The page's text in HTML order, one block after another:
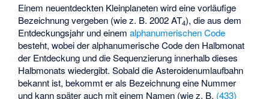
Einem neuentdeckten Kleinplaneten wird eine vorläufige
Bezeichnung vergeben (wie z. B. 2002 AT4), die aus dem
Entdeckungsjahr und einemalphanumerischen Code
besteht, wobei der alphanumerische Code den Halbmonat
der Entdeckung und die Sequenzierung innerhalb dieses
Halbmonats wiedergibt. Sobald die Asteroidenumlaufbahn
bekannt ist, bekommt er als Bezeichnung eine Nummer
und kann später auch mit einem Namen (wie z. B. (433)